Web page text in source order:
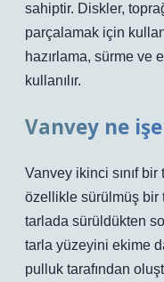
sahiptir. Diskler,
parçalamak için
hazırlama, sürme ve
kullanılır.
Vanvey ne
Vanvey ikinci sınıf
özellikle sürülmüş bir
tarlada sürüldükten
tarla yüzeyini ekime
pulluk tarafından